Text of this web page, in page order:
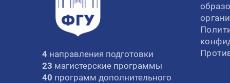
4 направления подготовки
23 магистерские программы
40 программ дополнительного